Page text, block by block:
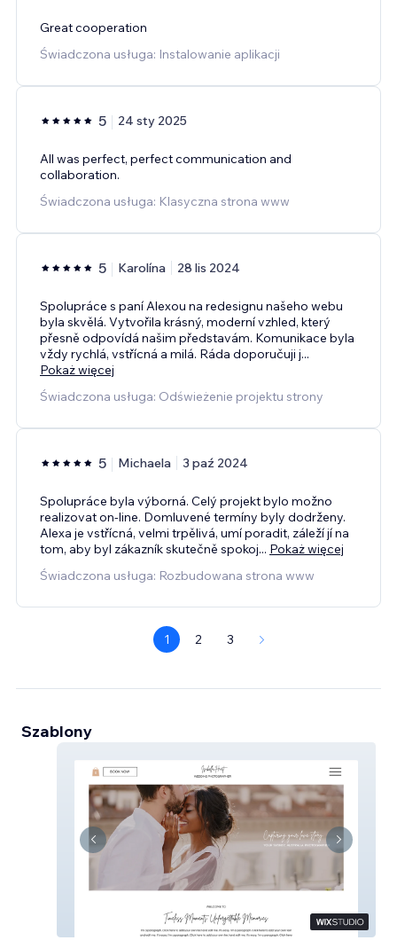
Great cooperation
Świadczona usługa: Instalowanie aplikacji
5 24 sty 2025
All was perfect, perfect communication and
collaboration.
Świadczona usługa: Klasyczna strona www
5 Karolína 28 lis 2024
Spolupráce s paní Alexou na redesignu našeho webu
byla skvělá. Vytvořila krásný, moderní vzhled, který
přesně odpovídá našim představám. Komunikace byla
vždy rychlá, vstřícná a milá. Ráda doporučuji j...
Pokaż więcej
Świadczona usługa: Odświeżenie projektu strony
5 Michaela 3 paź 2024
Spolupráce byla výborná. Celý projekt bylo možno
realizovat on-line. Domluvené termíny byly dodrženy.
Alexa je vstřícná, velmi trpělivá, umí poradit, záleží jí na
tom, aby byl zákazník skutečně spokoj... Pokaż więcej
Świadczona usługa: Rozbudowana strona www
1 2 3
Szablony